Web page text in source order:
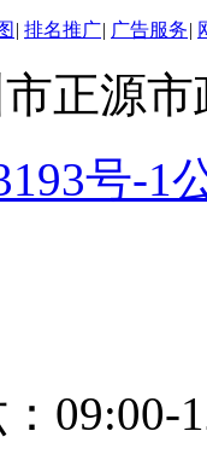
| 排名推广| 广告服务|
正源
号-1
09:00-